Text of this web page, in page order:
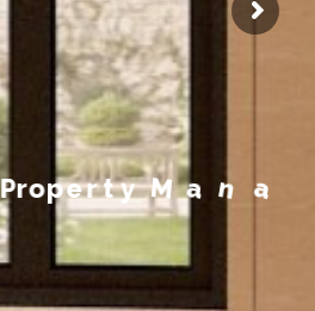
PropertyManag em en